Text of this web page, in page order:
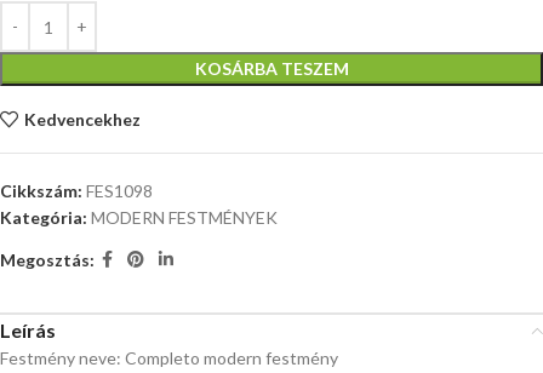
KOSÁRBA TESZEM
Kedvencekhez
Cikkszám: FES1098
Kategória: MODERN FESTMÉNYEK
Megosztás:
Leírás
Festmény neve: Completo modern festmény